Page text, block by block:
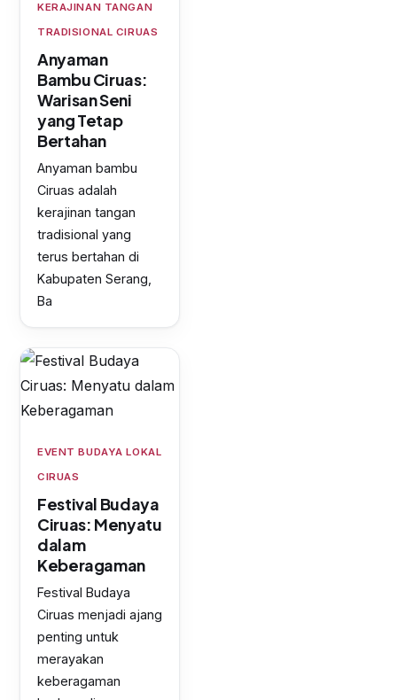
KERAJINAN TANGAN
TRADISIONAL CIRUAS
Anyaman
Bambu Ciruas:
Warisan Seni
yang Tetap
Bertahan
Anyaman bambu
Ciruas adalah
kerajinan tangan
tradisional yang
terus bertahan di
Kabupaten Serang,
Ba
EVENT BUDAYA LOKAL
CIRUAS
Festival Budaya
Ciruas: Menyatu
dalam
Keberagaman
Festival Budaya
Ciruas menjadi ajang
penting untuk
merayakan
keberagaman